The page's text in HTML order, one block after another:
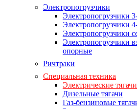
Электропогрузчики
Электропогрузчики
Электропогрузчики
Электропогрузчики
Электропогрузчики
опорные
Ричтраки
Специальная техника
Электрические тягачи
Дизельные тягачи
Газ-бензиновые